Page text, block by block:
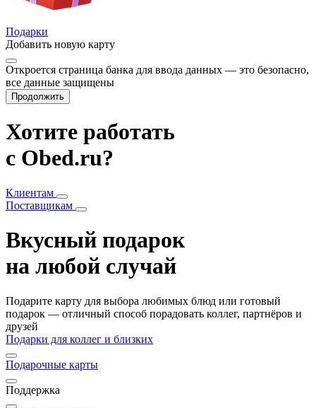
Подарки
Добавить новую карту
Откроется страница банка для ввода данных — это безопасно,
все данные защищены
Продолжить
Хотите работать
с Obed.ru?
Клиентам
Поставщикам
Вкусный подарок
на любой случай
Подарите карту для выбора любимых блюд или готовый
подарок — отличный способ порадовать коллег, партнёров и
друзей
Подарки для коллег и близких
Подарочные карты
Поддержка